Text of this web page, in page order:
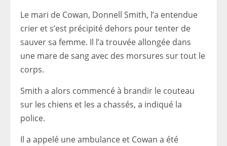
Le mari de Cowan, Donnell Smith, l’a entendue
crier et s’est précipité dehors pour tenter de
sauver sa femme. Il l’a trouvée allongée dans
une mare de sang avec des morsures sur tout le
corps.
Smith a alors commencé à brandir le couteau
sur les chiens et les a chassés, a indiqué la
police.
Il a appelé une ambulance et Cowan a été